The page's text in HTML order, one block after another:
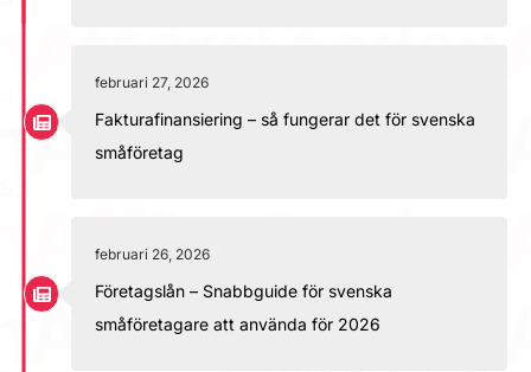
februari 27, 2026
Fakturafinansiering – så fungerar det för svenska
småföretag
februari 26, 2026
Företagslån – Snabbguide för svenska
småföretagare att använda för 2026